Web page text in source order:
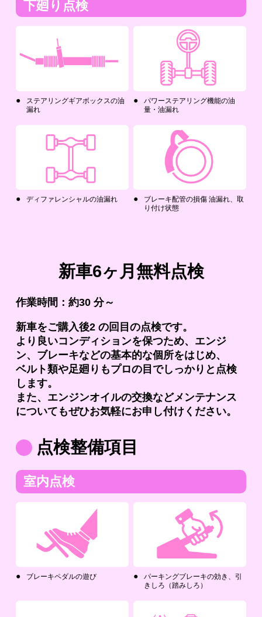
下廻り点検
ステアリングギアボックスの油
漏れ
パワーステアリング機能の油
量・油漏れ
ディファレンシャルの油漏れ
ブレーキ配管の損傷 油漏れ、取
り付け状態
新車6ヶ月無料点検
作業時間：約30 分～
新車をご購入後2 の回目の点検です。
より良いコンディションを保つため、エンジ
ン、ブレーキなどの基本的な個所をはじめ、
ベルト類や足廻りもプロの目でしっかりと点検
します。
また、エンジンオイルの交換などメンテナンス
についてもぜひお気軽にお申し付けください。
点検整備項目
室内点検
ブレーキペダルの遊び
パーキングブレーキの効き、引
きしろ（踏みしろ）